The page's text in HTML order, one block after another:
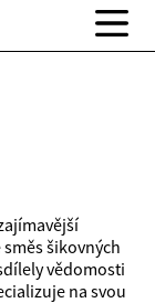
šikovných
vědomosti
na svou